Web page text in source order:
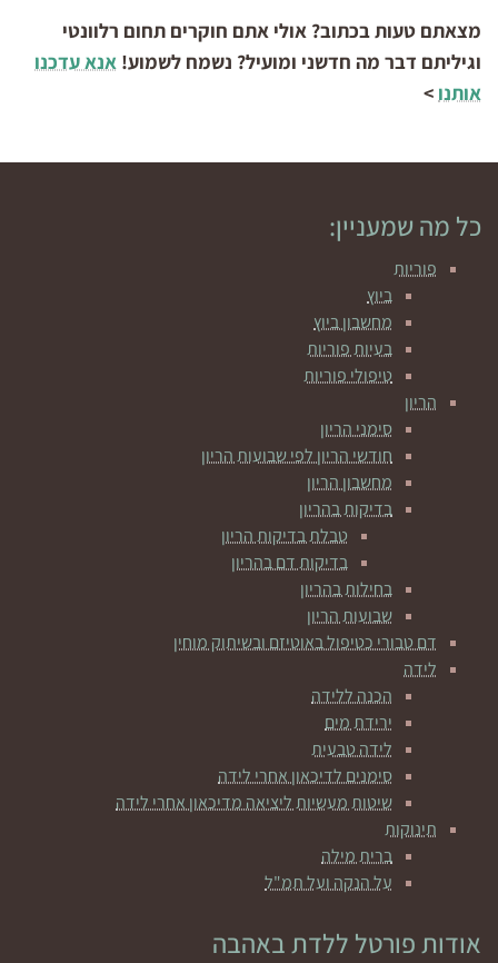
מצאתם טעות בכתוב? אולי אתם חוקרים תחום רלוונטי
וגיליתם דבר מה חדשני ומועיל? נשמח לשמוע! אנא עדכנו
אותנו >
כל מה שמעניין:
פוריות
ביוץ
מחשבון ביוץ
בעיות פוריות
טיפולי פוריות
הריון
סימני הריון
חודשי הריון לפי שבועות הריון
מחשבון הריון
בדיקות בהריון
טבלת בדיקות הריון
בדיקות דם בהריון
בחילות בהריון
שבועות הריון
דם טבורי כטיפול באוטיזם ובשיתוק מוחין
לידה
הכנה ללידה
ירידת מים
לידה טבעית
סימנים לדיכאון אחרי לידה
שיטות מעשיות ליציאה מדיכאון אחרי לידה
תינוקות
ברית מילה
על הנקה ועל תמ"ל
אודות פורטל ללדת באהבה